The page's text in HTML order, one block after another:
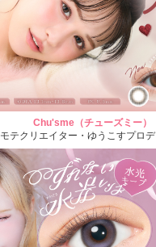
Chu'sme（チューズミー）
モテクリエイター・ゆうこすプロ